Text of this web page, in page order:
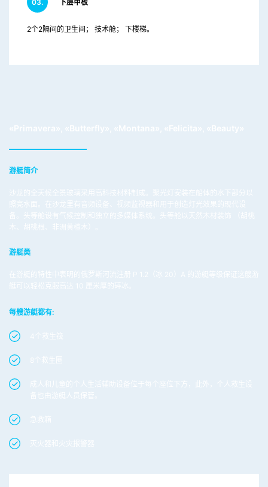
03. 下层甲板
2个2隔间的卫生间； 技术舱； 下楼梯。
«Primavera», «Butterfly», «Montana», «Felicita», «Beauty»
游艇简介
沙龙的全天候全景玻璃采用高科技材料制成。聚光灯安装在船体的水下部分以
照亮水面。在沙龙里有音频设备、视频监视器和用于创造灯光效果的现代设
备。头等舱设有气候控制和独立的多媒体系统。头等舱以天然木材装饰 （胡桃
木、胡桃根、非洲黄檀木）。
游艇类
在游艇的特性中表明的俄罗斯河流注册 P 1.2（冰 20）A 的游艇等级保证这艘游
艇可以轻松克服高达 10 厘米厚的碎冰。
每艘游艇都有:
4个救生筏
8个救生圈
成人和儿童的个人生活辅助设备位于每个座位下方，此外，个人救生设
备也由游艇人员保管。
急救箱
灭火器和火灾报警器